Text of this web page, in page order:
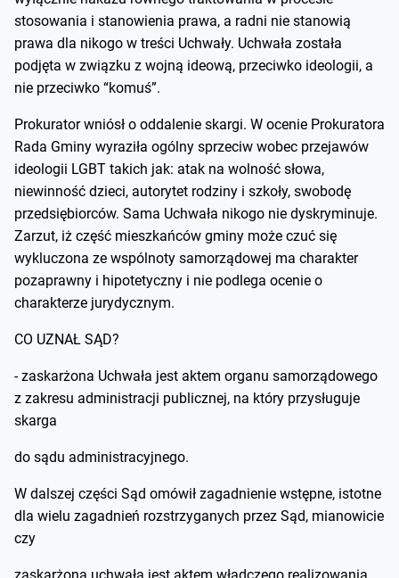
stosowania i stanowienia prawa, a radni nie stanowią
prawa dla nikogo w treści Uchwały. Uchwała została
podjęta w związku z wojną ideową, przeciwko ideologii, a
nie przeciwko “komuś”.
Prokurator wniósł o oddalenie skargi. W ocenie Prokuratora
Rada Gminy wyraziła ogólny sprzeciw wobec przejawów
ideologii LGBT takich jak: atak na wolność słowa,
niewinność dzieci, autorytet rodziny i szkoły, swobodę
przedsiębiorców. Sama Uchwała nikogo nie dyskryminuje.
Zarzut, iż część mieszkańców gminy może czuć się
wykluczona ze wspólnoty samorządowej ma charakter
pozaprawny i hipotetyczny i nie podlega ocenie o
charakterze jurydycznym.
CO UZNAŁ SĄD?
- zaskarżona Uchwała jest aktem organu samorządowego
z zakresu administracji publicznej, na który przysługuje
skarga
do sądu administracyjnego.
W dalszej części Sąd omówił zagadnienie wstępne, istotne
dla wielu zagadnień rozstrzyganych przez Sąd, mianowicie
czy